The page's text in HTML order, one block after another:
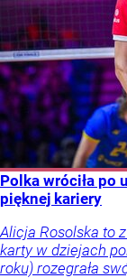
Polka wróciła po
pięknej kariery
Alicja Rosolska to
karty w dziejach
roku) rozegrała